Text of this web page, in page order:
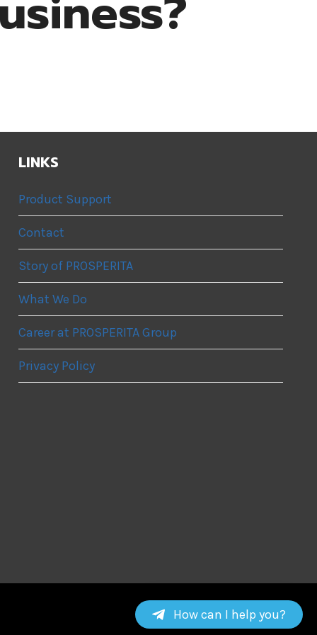
LINKS
Product Support
Contact
Story of PROSPERITA
What We Do
Career at PROSPERITA Group
Privacy Policy
How can I help you?